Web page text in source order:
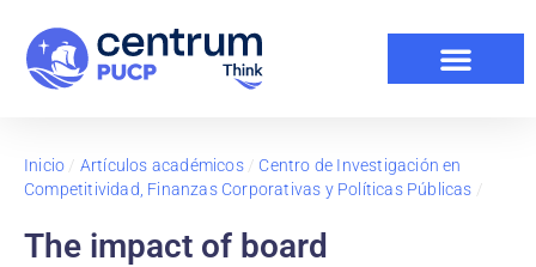
Inicio / Artículos académicos/ Centro de Investigación en
Competitividad, Finanzas Corporativas y Políticas Públicas /
The impact of board